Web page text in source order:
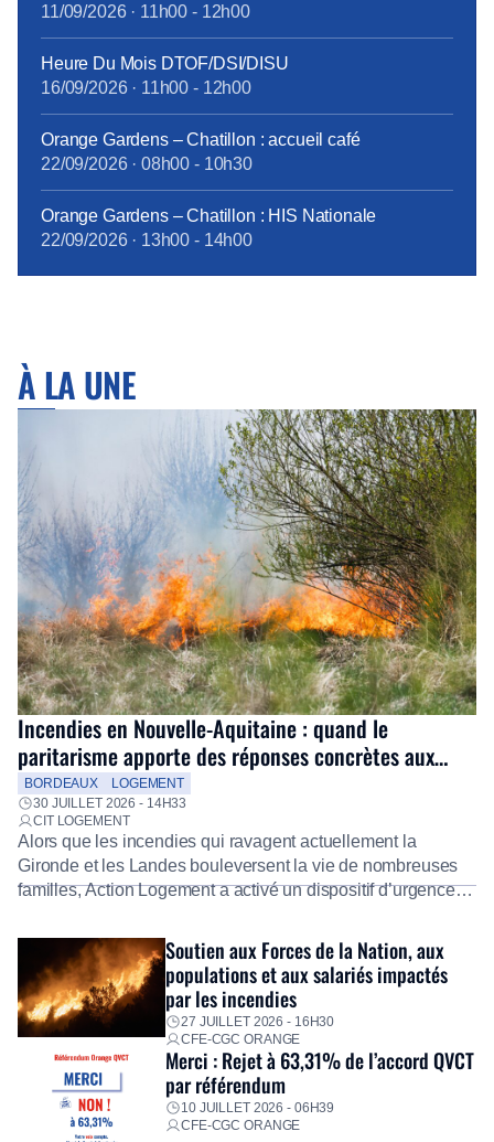
11/09/2026· 11h00 - 12h00
Heure Du Mois DTOF/DSI/DISU
16/09/2026· 11h00 - 12h00
Orange Gardens – Chatillon : accueil café
22/09/2026· 08h00 - 10h30
Orange Gardens – Chatillon : HIS Nationale
22/09/2026· 13h00 - 14h00
À LA UNE
Incendies en Nouvelle-Aquitaine : quand le
paritarisme apporte des réponses concrètes aux
salariés
BORDEAUX
LOGEMENT
30 JUILLET 2026 - 14H33
CIT LOGEMENT
Alors que les incendies qui ravagent actuellement la
Gironde et les Landes bouleversent la vie de nombreuses
familles, Action Logement a activé un dispositif d’urgence
Fidèle à sa mission d’utilité sociale, le Groupe mobilise
immédiatement ses équipes afin de proposer un diagnostic
personnalisé, des aides financières pour faire face aux
premières dépenses, […]
Soutien aux Forces de la Nation, aux
populations et aux salariés impactés
par les incendies
27 JUILLET 2026 - 16H30
CFE-CGC ORANGE
Merci : Rejet à 63,31% de l’accord QVCT
par référendum
10 JUILLET 2026 - 06H39
CFE-CGC ORANGE